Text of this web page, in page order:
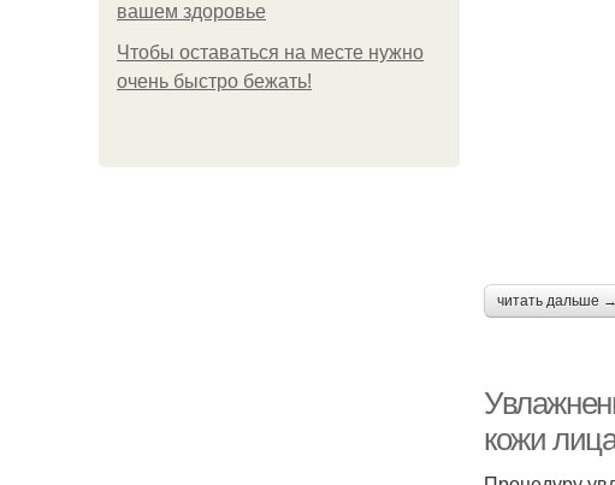
вашем здоровье
Чтобы оставаться на месте нужно
очень быстро бежать!
читать дальше →
кожи